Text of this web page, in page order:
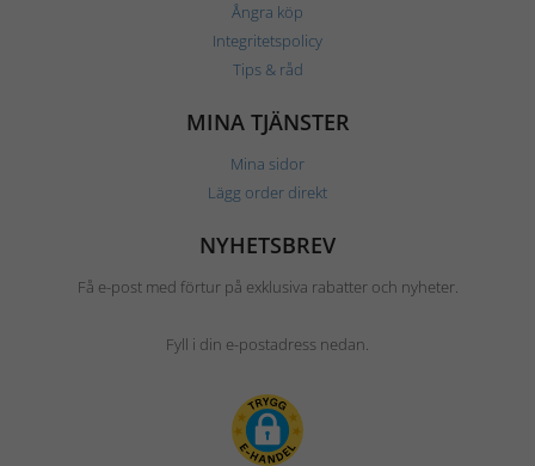
Ångra köp
Integritetspolicy
Tips & råd
MINA TJÄNSTER
Mina sidor
Lägg order direkt
NYHETSBREV
Få e-post med förtur på exklusiva rabatter och nyheter.
Fyll i din e-postadress nedan.